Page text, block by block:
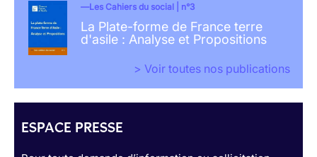
Les Cahiers du social | n°3
La Plate-forme de France terre
d'asile : Analyse et Propositions
> Voir toutes nos publications
ESPACE PRESSE